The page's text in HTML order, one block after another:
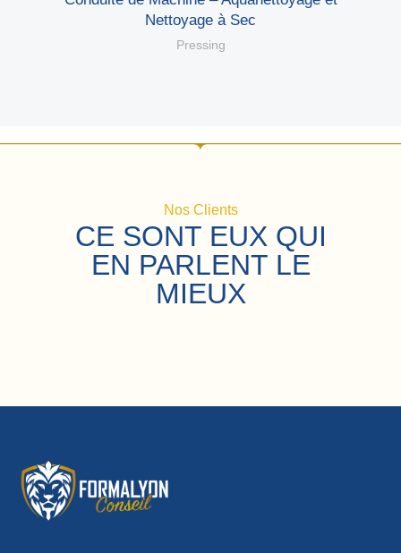
Nettoyage à Sec
Pressing
Nos Clients
CE SONT EUX QUI
EN PARLENT LE
MIEUX